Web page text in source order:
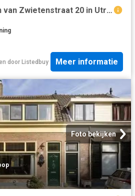
Huis te koop Adriaan van Zwietenstraat 20 in Utrecht voor € 53.
door Listedbuy Meer informatie
Foto bekijken